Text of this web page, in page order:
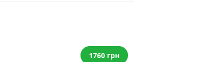
1760 грн